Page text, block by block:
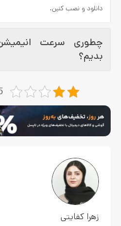
دانلود و نصب کنین.
چطوری سرعت
بدیم؟
2/
زهرا کفایتی